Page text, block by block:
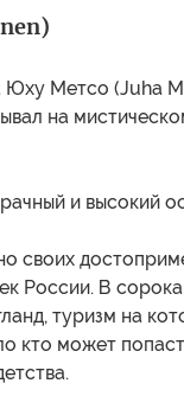
Метсо (Juha
на
и высокий
своих
России. В
туризм на
кто может